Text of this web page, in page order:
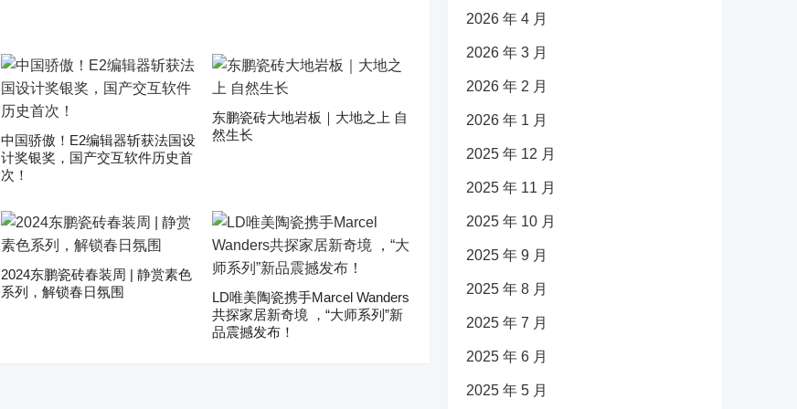
中国骄傲！E2编辑器斩获法国设
计奖银奖，国产交互软件历史首
次！
东鹏瓷砖大地岩板｜大地之上 自
然生长
2024东鹏瓷砖春装周 | 静赏素色
系列，解锁春日氛围
LD唯美陶瓷携手Marcel Wanders
共探家居新奇境 ，“大师系列”新
品震撼发布！
2026 年 4 月
2026 年 3 月
2026 年 2 月
2026 年 1 月
2025 年 12 月
2025 年 11 月
2025 年 10 月
2025 年 9 月
2025 年 8 月
2025 年 7 月
2025 年 6 月
2025 年 5 月